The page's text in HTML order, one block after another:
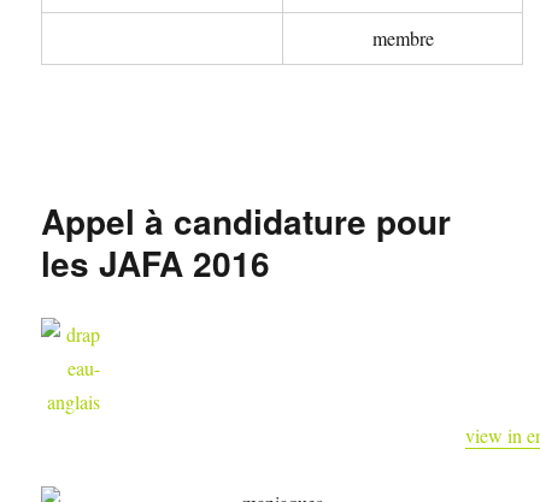
membre
Appel à candidature pour
les JAFA 2016
view in